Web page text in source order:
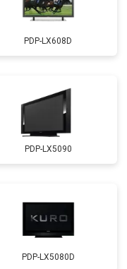
PDP-LX608D
PDP-LX5090
PDP-LX5080D